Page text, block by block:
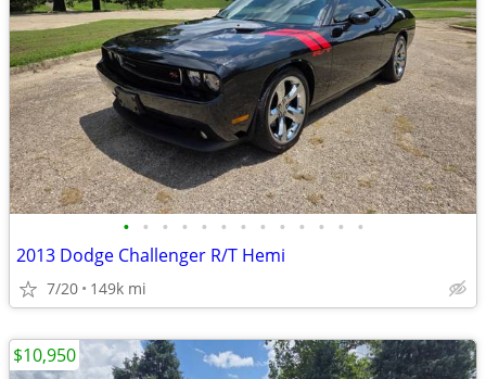
• • • • • • • • • • • • •
2013 Dodge Challenger R/T Hemi
7/20 149k mi
$10,950